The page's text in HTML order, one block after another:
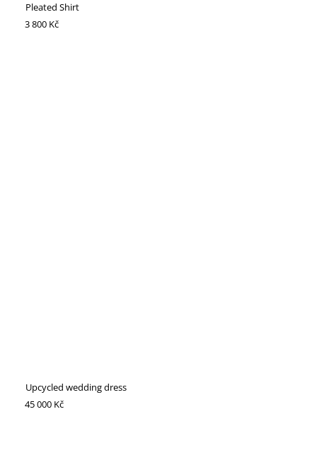
Pleated Shirt
3 800 Kč
Upcycled wedding dress
45 000 Kč